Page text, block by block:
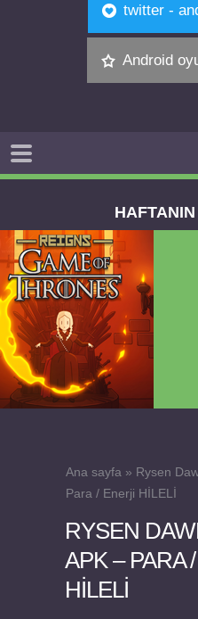
twitter -
Android
Felix the
Ana sayfa » Rysen
Para / Enerji HİLELİ
RYSEN
APK – PARA
HİLELİ